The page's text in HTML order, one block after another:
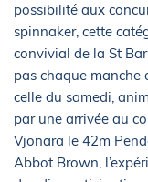
possibilité aux
spinnaker, cette
convivial de la St
pas chaque manche
celle du samedi,
par une arrivée au
Vjonara le 42m
Abbot Brown,